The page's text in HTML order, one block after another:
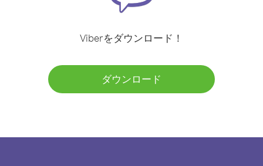
Viberをダウンロード！
ダウンロード